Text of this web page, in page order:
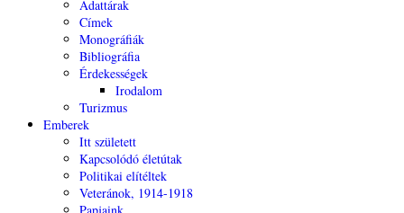
Adattárak
Címek
Monográfiák
Bibliográfia
Érdekességek
Irodalom
Turizmus
Emberek
Itt született
Kapcsolódó életútak
Politikai elítéltek
Veteránok, 1914-1918